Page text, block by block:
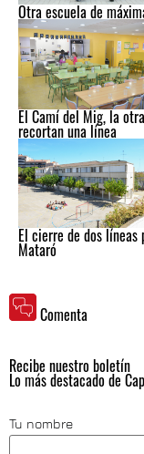
Otra escuela de
El Camí del Mig, la
recortan una línea
El cierre de dos
Mataró
Comenta
Recibe nuestro boletín
Lo más destacado de
Tu nombre